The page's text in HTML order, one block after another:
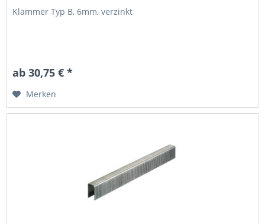
Klammer Typ B, 6mm, verzinkt
ab 30,75 € *
Merken